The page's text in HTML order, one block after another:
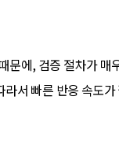
문에, 검증 절차가 매
서 빠른 반응 속도가